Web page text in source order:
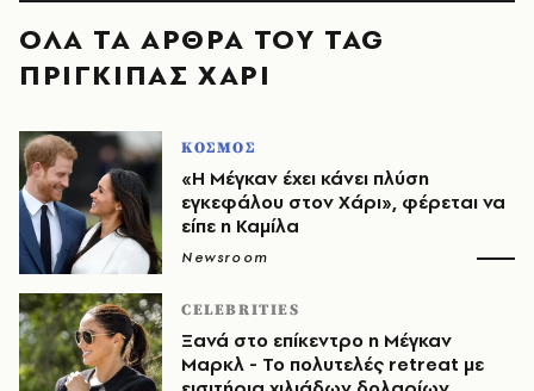
ΟΛΑ ΤΑ ΑΡΘΡΑ ΤΟΥ TAG
ΠΡΙΓΚΙΠΑΣ ΧΑΡΙ
ΚΟΣΜΟΣ
«Η Μέγκαν έχει κάνει πλύση
εγκεφάλου στον Χάρι», φέρεται να
είπε η Καμίλα
Newsroom
CELEBRITIES
Ξανά στο επίκεντρο η Μέγκαν
Μαρκλ - Το πολυτελές retreat με